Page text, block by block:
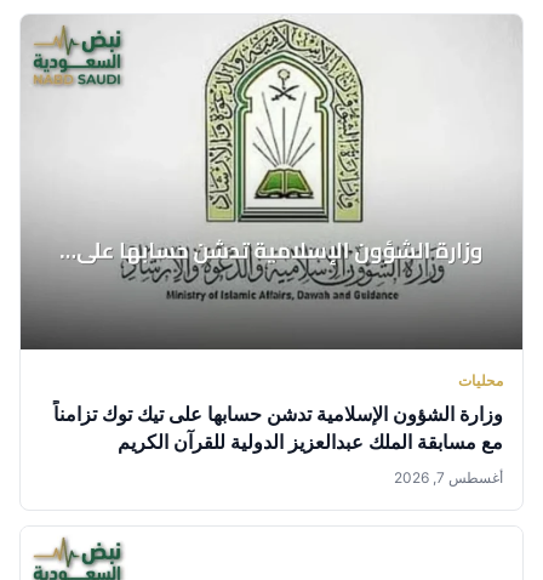
محليات
وزارة الشؤون الإسلامية تدشن حسابها على تيك توك تزامناً
مع مسابقة الملك عبدالعزيز الدولية للقرآن الكريم
أغسطس 7, 2026